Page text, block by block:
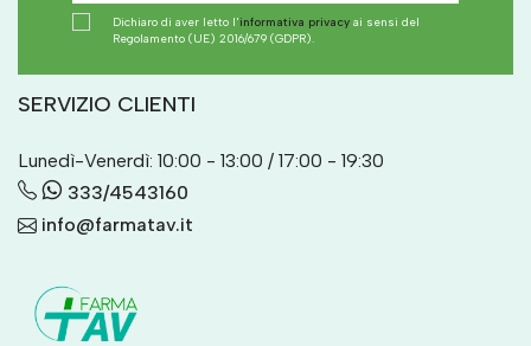
Dichiaro di aver letto l'informativa privacy ai sensi del
Regolamento (UE) 2016/679 (GDPR).
SERVIZIO CLIENTI
Lunedì-Venerdì: 10:00 - 13:00 / 17:00 - 19:30
333/4543160
info@farmatav.it